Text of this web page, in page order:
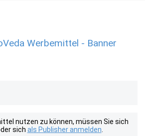
Werbemittel - Banner
nutzen zu können, müssen Sie sich
sich als Publisher anmelden